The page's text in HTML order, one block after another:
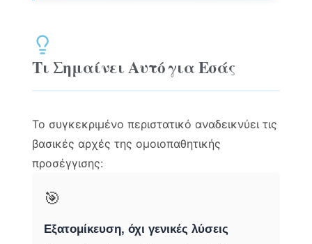
Τι Σημαίνει Αυτό για Εσάς
Το συγκεκριμένο περιστατικό αναδεικνύει τις
βασικές αρχές της ομοιοπαθητικής
προσέγγισης:
🎯
Εξατομίκευση, όχι γενικές λύσεις